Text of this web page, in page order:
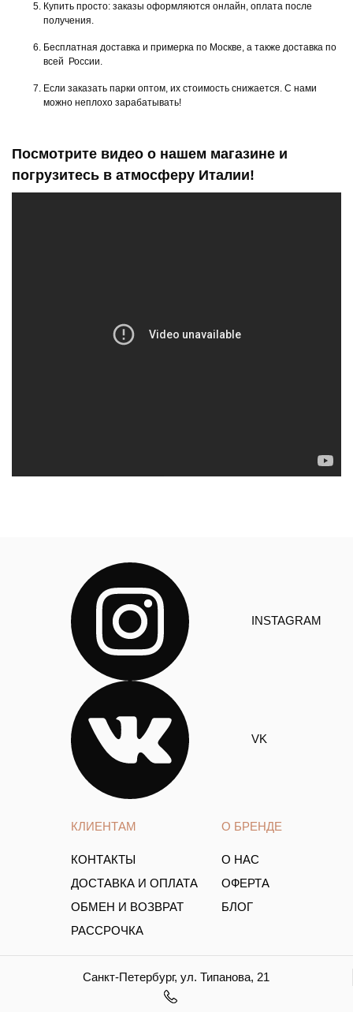
Купить просто: заказы оформляются онлайн, оплата после
получения.
Бесплатная доставка и примерка по Москве, а также доставка по
всей России.
Если заказать парки оптом, их стоимость снижается. С нами
можно неплохо зарабатывать!
Посмотрите видео о нашем магазине и
погрузитесь в атмосферу Италии!
КЛИЕНТАМ
КОНТАКТЫ
ДОСТАВКА И ОПЛАТА
ОБМЕН И ВОЗВРАТ
РАССРОЧКА
О БРЕНДЕ
О НАС
ОФЕРТА
БЛОГ
INSTAGRAM
VK
Санкт-Петербург, ул. Типанова, 21